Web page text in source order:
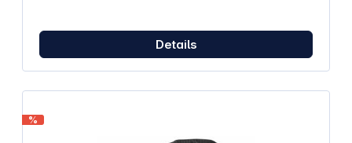
Details
%